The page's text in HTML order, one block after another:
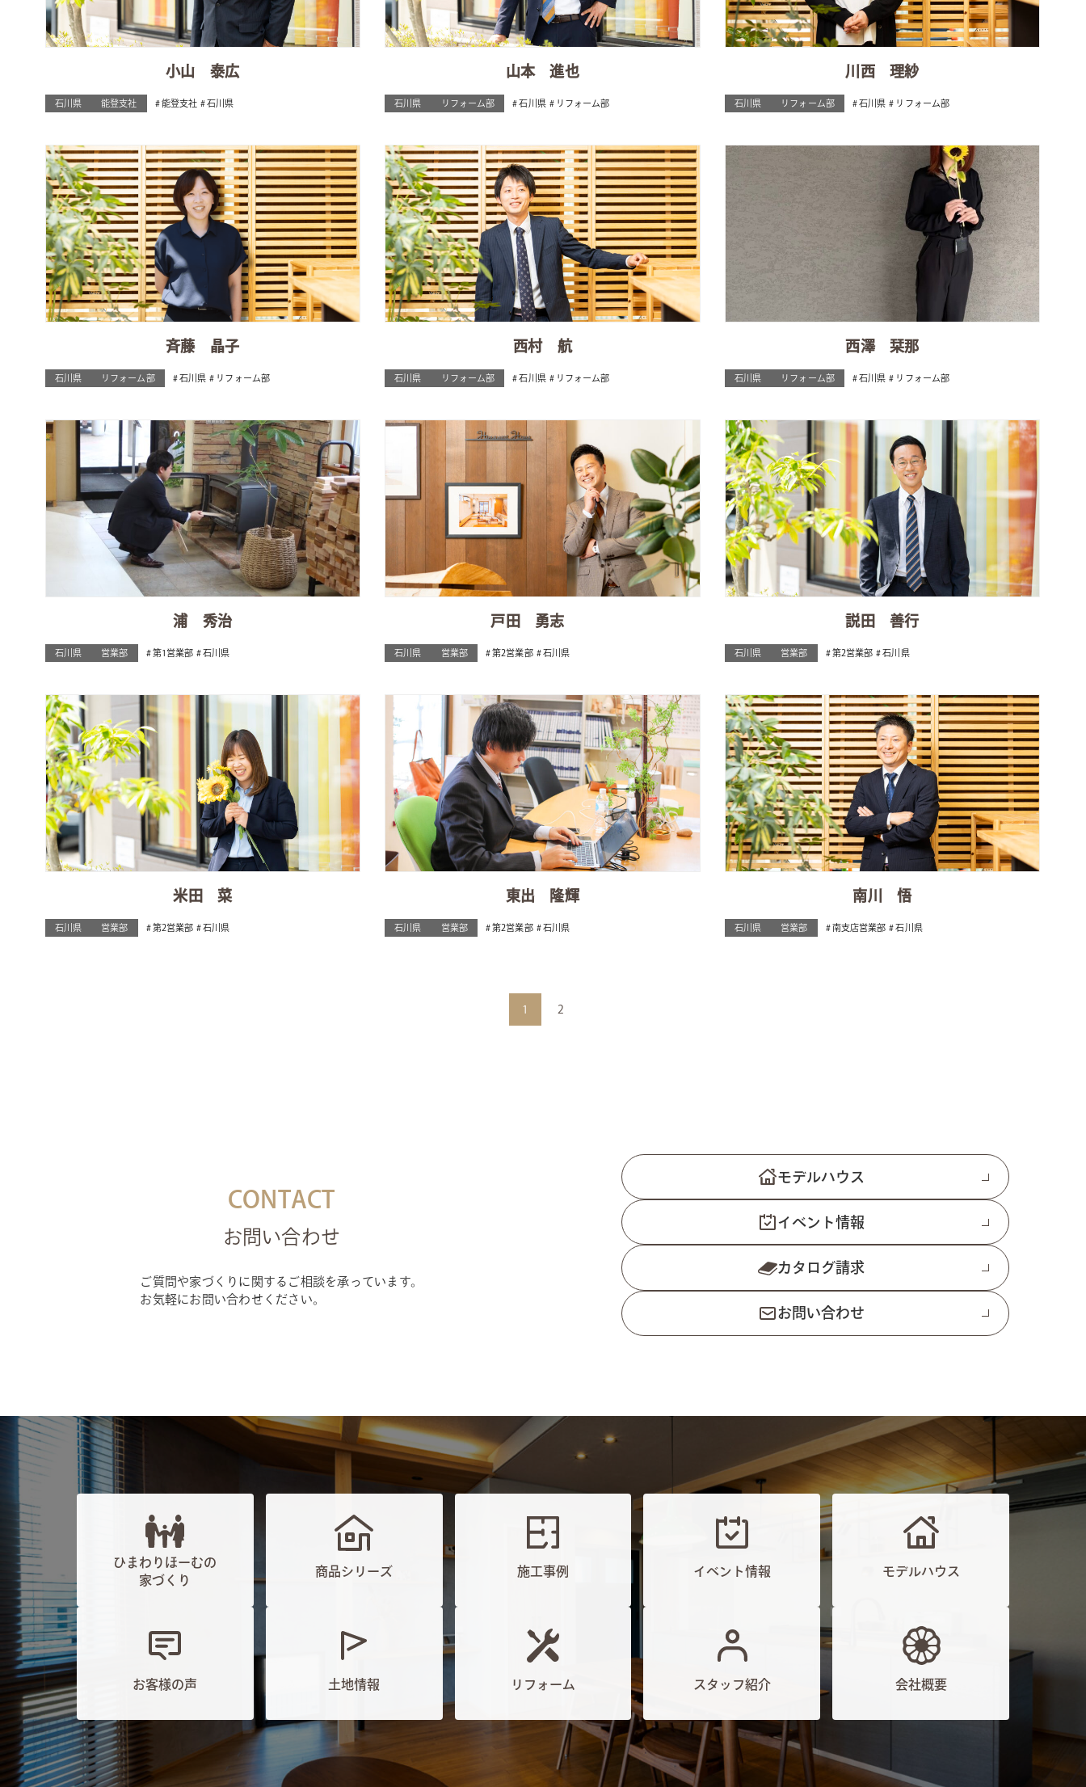
小山 泰広
石川県 能登支社 能登支社 石川県
山本 進也
石川県 リフォーム部 石川県 リフォーム部
川西 理紗
石川県 リフォーム部 石川県 リフォーム部
斉藤 晶子
石川県 リフォーム部 石川県 リフォーム部
西村 航
石川県 リフォーム部 石川県 リフォーム部
西澤 栞那
石川県 リフォーム部 石川県 リフォーム部
浦 秀治
石川県 営業部 第1営業部 石川県
戸田 勇志
石川県 営業部 第2営業部 石川県
説田 善行
石川県 営業部 第2営業部 石川県
米田 菜
石川県 営業部 第2営業部 石川県
東出 隆輝
石川県 営業部 第2営業部 石川県
南川 悟
石川県 営業部 南支店営業部 石川県
1 2
CONTACT
お問い合わせ
ご質問や家づくりに関するご相談を承っています。
お気軽にお問い合わせください。
モデルハウス
イベント情報
カタログ請求
お問い合わせ
ひまわりほーむの
家づくり
商品シリーズ 施工事例 イベント情報 モデルハウス
お客様の声 土地情報 リフォーム スタッフ紹介 会社概要